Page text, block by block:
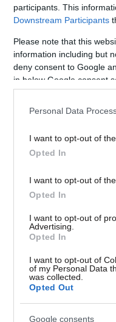
participants. This
Downstream Participants
Please note that this
information including but
deny consent to Google
in below Google consent
Personal Data
I want to opt-out of
Opted In
I want to opt-out of
Opted In
I want to opt-out of
Advertising.
Opted In
I want to opt-out of
of my Personal Data
was collected.
Opted Out
Google consents